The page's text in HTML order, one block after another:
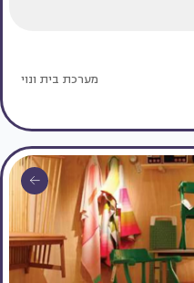
מערכת בית ונוי